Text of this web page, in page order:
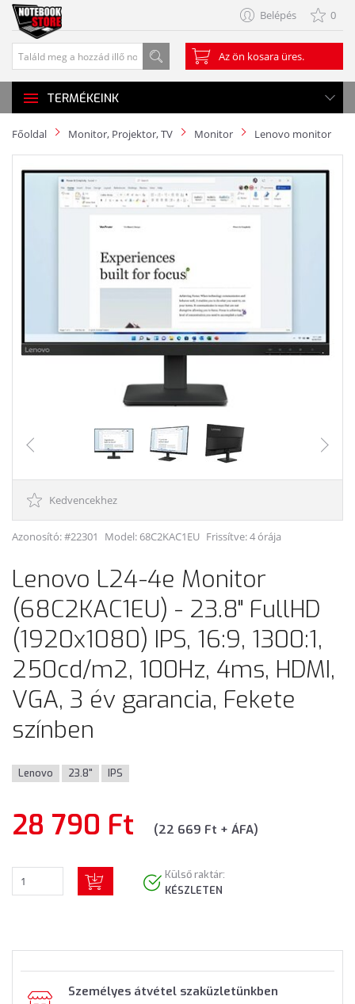
Belépés 0
Az ön kosara üres.
TERMÉKEINK
Főoldal Monitor, Projektor, TV Monitor Lenovo monitor
Kedvencekhez
Azonosító: #22301 Model:68C2KAC1EU Frissítve: 4 órája
Lenovo L24-4e Monitor
(68C2KAC1EU) - 23.8" FullHD
(1920x1080) IPS, 16:9, 1300:1,
250cd/m2, 100Hz, 4ms, HDMI,
VGA, 3 év garancia, Fekete
színben
Lenovo 23.8" IPS
28 790 Ft (22 669 Ft + ÁFA)
Külső raktár:
KÉSZLETEN
Személyes átvétel szaküzletünkben